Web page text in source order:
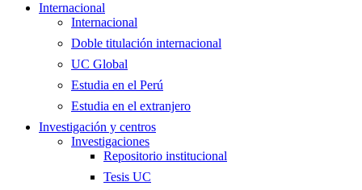
Internacional
Internacional
Doble titulación internacional
UC Global
Estudia en el Perú
Estudia en el extranjero
Investigación y centros
Investigaciones
Repositorio institucional
Tesis UC